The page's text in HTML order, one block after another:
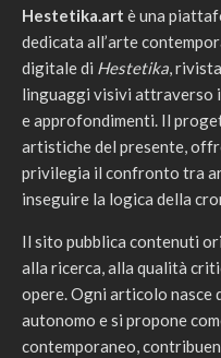
Hestetika.art è una
dedicata all’arte
digitale di Hestetika ,
linguaggi visivi attraverso
e approfondimenti. Il
artistiche del presente,
privilegia il confronto tra
inseguire la logica della
Il sito pubblica contenuti
alla ricerca, alla qualità
opere. Ogni articolo nasce
autonomo e si propone
contemporaneo,